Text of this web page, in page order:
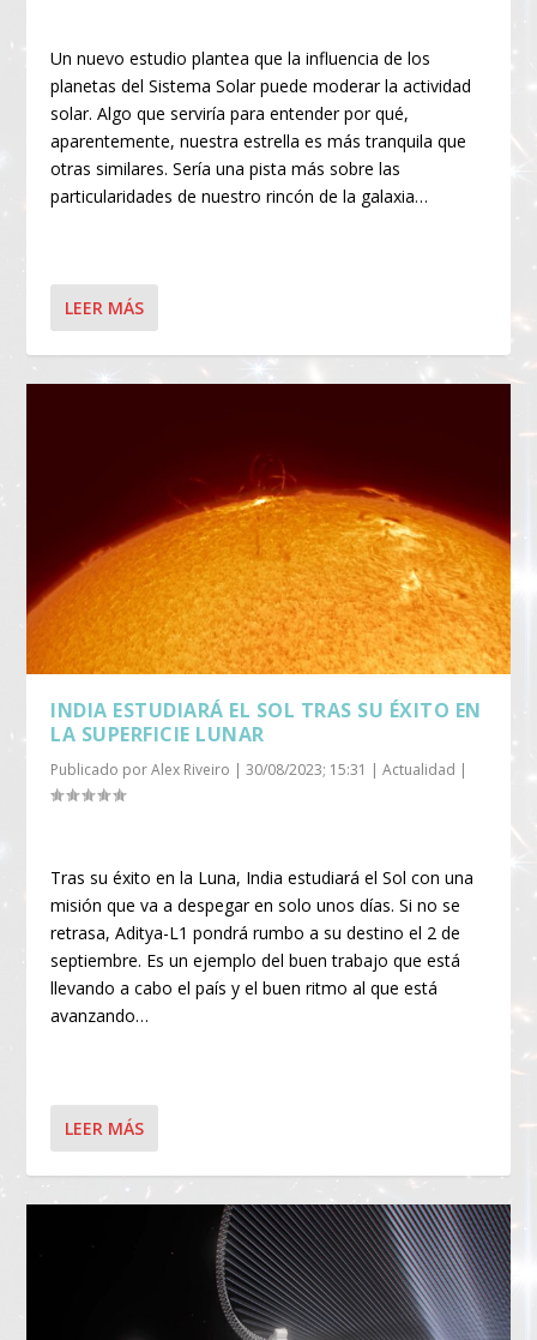
Un nuevo estudio plantea que la influencia de los
planetas del Sistema Solar puede moderar la actividad
solar. Algo que serviría para entender por qué,
aparentemente, nuestra estrella es más tranquila que
otras similares. Sería una pista más sobre las
particularidades de nuestro rincón de la galaxia…
LEER MÁS
INDIA ESTUDIARÁ EL SOL TRAS SU ÉXITO EN
LA SUPERFICIE LUNAR
Publicado porAlex Riveiro |30/08/2023; 15:31 |Actualidad |
Tras su éxito en la Luna, India estudiará el Sol con una
misión que va a despegar en solo unos días. Si no se
retrasa, Aditya-L1 pondrá rumbo a su destino el 2 de
septiembre. Es un ejemplo del buen trabajo que está
llevando a cabo el país y el buen ritmo al que está
avanzando…
LEER MÁS